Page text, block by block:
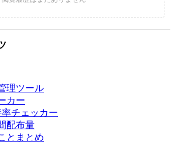
理ツール
カー
チェッカー
配布量
とまとめ